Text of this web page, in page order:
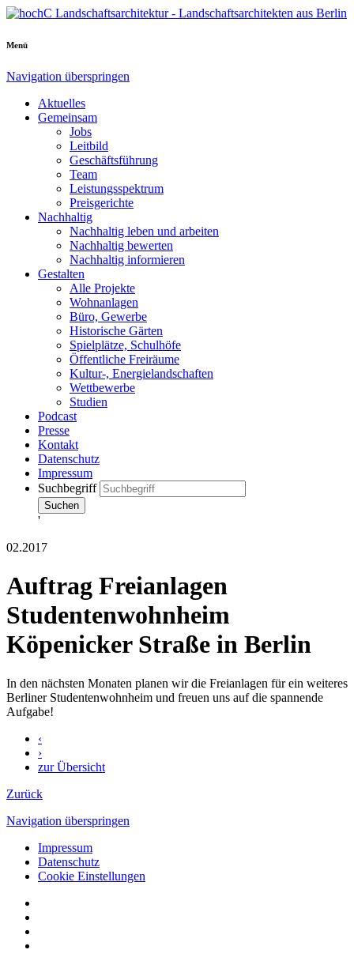
Menü
Navigation überspringen
Aktuelles
Gemeinsam
Jobs
Leitbild
Geschäftsführung
Team
Leistungsspektrum
Preisgerichte
Nachhaltig
Nachhaltig leben und arbeiten
Nachhaltig bewerten
Nachhaltig informieren
Gestalten
Alle Projekte
Wohnanlagen
Büro, Gewerbe
Historische Gärten
Spielplätze, Schulhöfe
Öffentliche Freiräume
Kultur-, Energielandschaften
Wettbewerbe
Studien
Podcast
Presse
Kontakt
Datenschutz
Impressum
Suchbegriff
Suchen
'
02.2017
Auftrag Freianlagen
Studentenwohnheim
Köpenicker Straße in Berlin
In den nächsten Monaten planen wir die Freianlagen für ein weiteres
Berliner Studentenwohnheim und freuen uns auf die spannende
Aufgabe!
‹
›
zur Übersicht
Zurück
Navigation überspringen
Impressum
Datenschutz
Cookie Einstellungen